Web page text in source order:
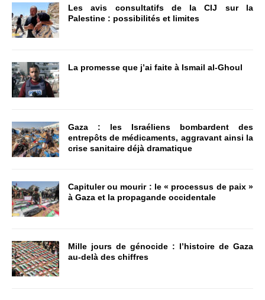
Les avis consultatifs de la CIJ sur la
Palestine : possibilités et limites
La promesse que j’ai faite à Ismail al-Ghoul
Gaza : les Israéliens bombardent des
entrepôts de médicaments, aggravant ainsi la
crise sanitaire déjà dramatique
Capituler ou mourir : le « processus de paix »
à Gaza et la propagande occidentale
Mille jours de génocide : l’histoire de Gaza
au-delà des chiffres